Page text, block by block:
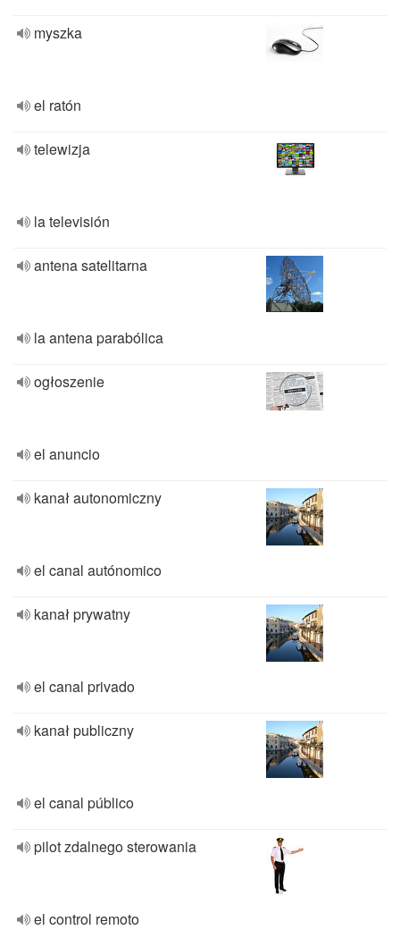
myszka
el ratón
telewizja
la televisión
antena satelitarna
la antena parabólica
ogłoszenie
el anuncio
kanał autonomiczny
el canal autónomico
kanał prywatny
el canal privado
kanał publiczny
el canal público
pilot zdalnego sterowania
el control remoto